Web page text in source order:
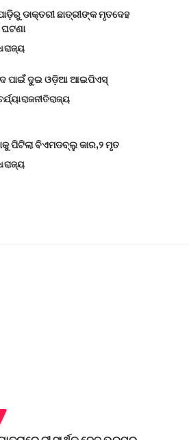
ଡାକ୍ତରୀ ଛାତ୍ରୀଙ୍କ ମୃତଦେହ
ଘଟଣା
ରାଜ୍ୟ
ପାଇଁ ଦୁଇ ଓଡ଼ିଆ ଆଇପିଏସ୍
ରାଜନୀତିରାଜ୍ୟ
ପିଟିଲା ବିଏମଡବ୍ଲୁ କାର,୨ ମୃତ
ରାଜ୍ୟ